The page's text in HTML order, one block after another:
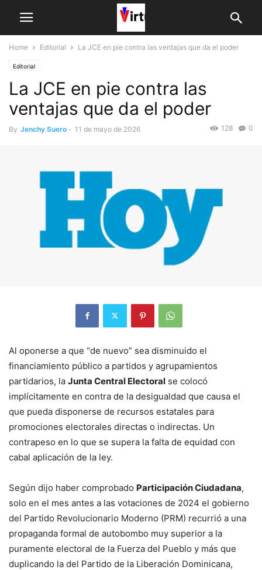
Home Editorial La JCE en pie contra las ventajas que da el poder
Editorial
La JCE en pie contra las
ventajas que da el poder
By Jenchy Suero - 11 de mayo de 2026 0
128
Al oponerse a que “de nuevo” sea disminuido el
financiamiento público a partidos y agrupamientos
partidarios, la Junta Central Electoral se colocó
implícitamente en contra de la desigualdad que causa el
que pueda disponerse de recursos estatales para
promociones electorales directas o indirectas. Un
contrapeso en lo que se supera la falta de equidad con
cabal aplicación de la ley.
Según dijo haber comprobado Participación Ciudadana,
solo en el mes antes a las votaciones de 2024 el gobierno
del Partido Revolucionario Moderno (PRM) recurrió a una
propaganda formal de autobombo muy superior a la
puramente electoral de la Fuerza del Pueblo y más que
duplicando la del Partido de la Liberación Dominicana,